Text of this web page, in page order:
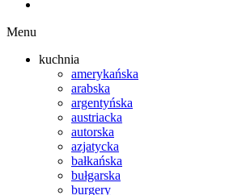
Menu
kuchnia
amerykańska
arabska
argentyńska
austriacka
autorska
azjatycka
bałkańska
bułgarska
burgery